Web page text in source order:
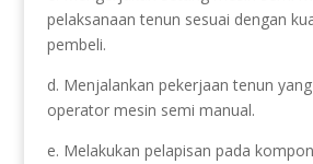
pelaksanaan tenun sesuai dengan
pembeli.
d. Menjalankan pekerjaan tenun
operator mesin semi manual.
e. Melakukan pelapisan pada